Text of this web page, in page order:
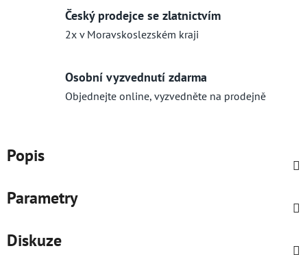
Český prodejce se zlatnictvím
2x v Moravskoslezském kraji
Osobní vyzvednutí zdarma
Objednejte online, vyzvedněte na prodejně
Popis
Parametry
Diskuze